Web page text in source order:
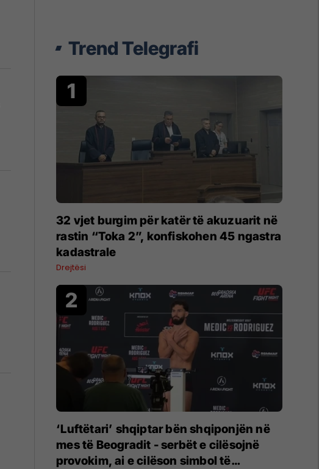
Trend Telegrafi
32 vjet burgim për katër të akuzuarit në
rastin “Toka 2”, konfiskohen 45 ngastra
kadastrale
Drejtësi
‘Luftëtari’ shqiptar bën shqiponjën në
mes të Beogradit - serbët e cilësojnë
provokim, ai e cilëson simbol të